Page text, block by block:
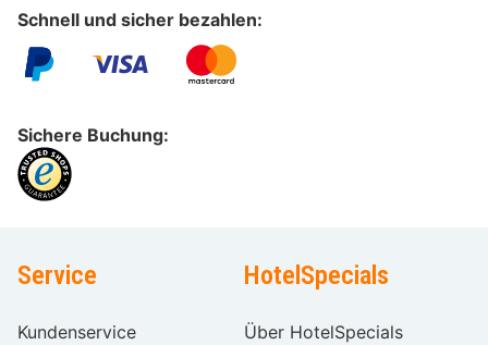
Schnell und sicher bezahlen:
Sichere Buchung:
Service
Kundenservice
HotelSpecials
Über HotelSpecials